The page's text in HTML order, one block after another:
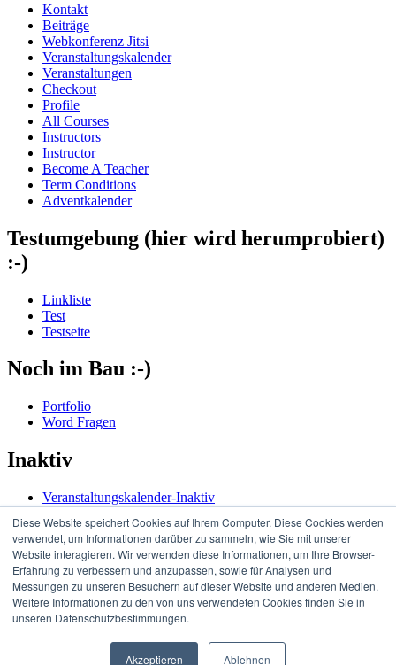
Diese Website speichert Cookies auf Ihrem Computer. Diese Cookies werden
verwendet, um Informationen darüber zu sammeln, wie Sie mit unserer
Website interagieren. Wir verwenden diese Informationen, um Ihre Browser-
Erfahrung zu verbessern und anzupassen, sowie für Analysen und
Messungen zu unseren Besuchern auf dieser Website und anderen Medien.
Weitere Informationen zu den von uns verwendeten Cookies finden Sie in
unseren Datenschutzbestimmungen.
Akzeptieren Ablehnen
Kontakt
Beiträge
Webkonferenz Jitsi
Veranstaltungskalender
Veranstaltungen
Checkout
Profile
All Courses
Instructors
Instructor
Become A Teacher
Term Conditions
Adventkalender
Testumgebung (hier wird herumprobiert)
:-)
Linkliste
Test
Testseite
Noch im Bau :-)
Portfolio
Word Fragen
Inaktiv
Veranstaltungskalender-Inaktiv
Copyright © 2026Trainings Akademie. Edufication byTheme
Palace